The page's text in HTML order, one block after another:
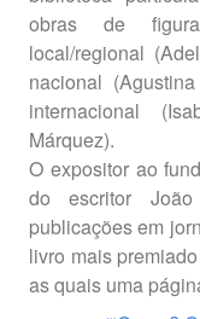
obras de
local/regional
nacional
internacional
Márquez).
O expositor ao
do escritor
publicações em
livro mais
as quais uma